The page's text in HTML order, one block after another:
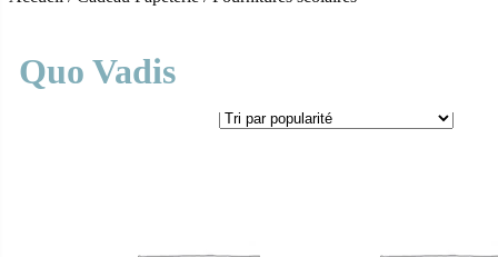
Quo Vadis